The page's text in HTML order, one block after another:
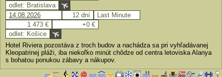
odlet: Bratislava
14.08.2026
12 dní
Last Minute
1 473 €
+0 €
odlet: Košice
Hotel Riviera pozostáva z troch budov a nachádza sa pri vyhľadávanej
Kleopatrinej pláži, iba niekoľko minút chôdze od centra letoviska Alanya
s bohatou ponukou zábavy a nákupov.